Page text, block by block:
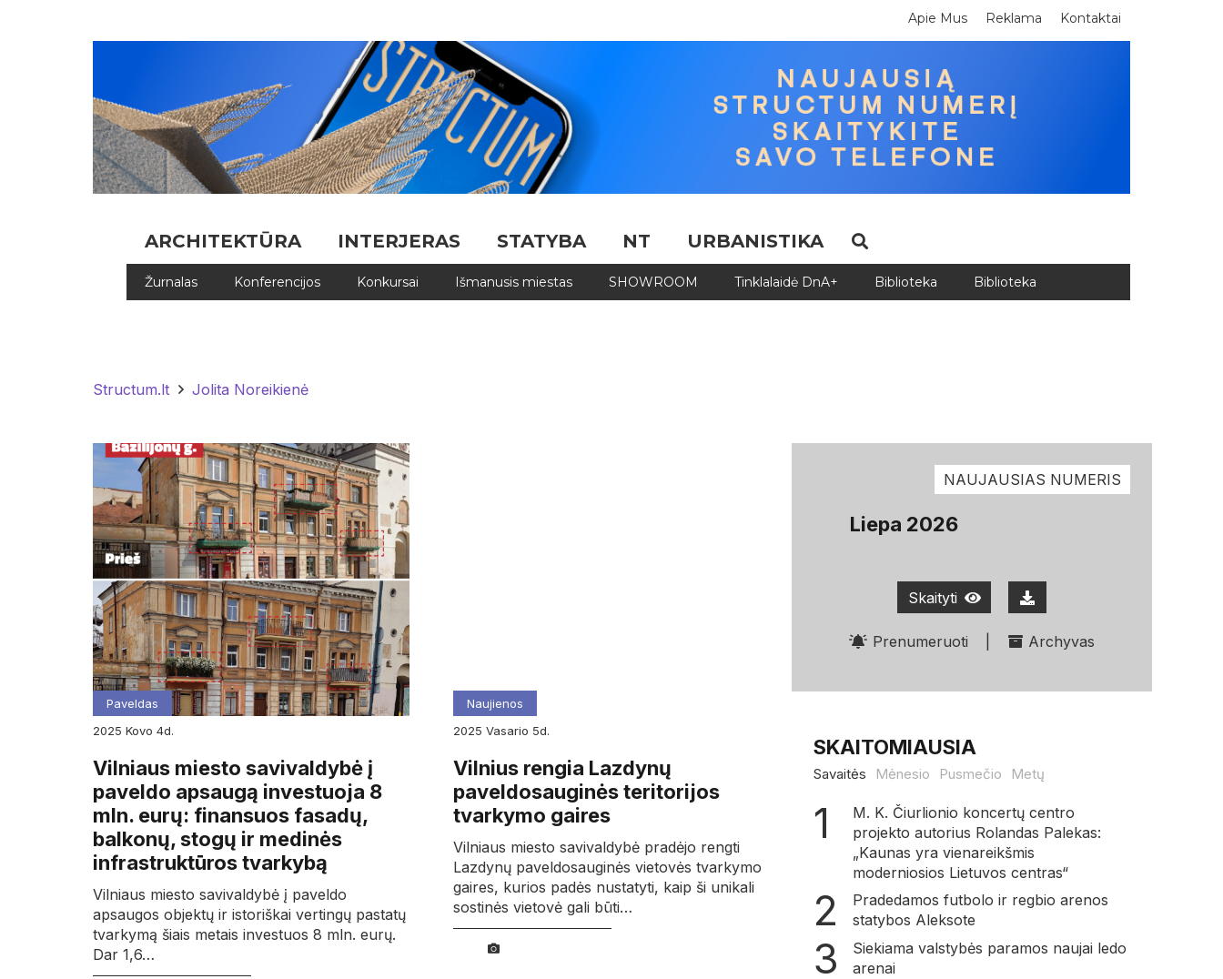
Apie Mus Reklama Kontaktai
ARCHITEKTŪRA INTERJERAS STATYBA NT URBANISTIKA
Žurnalas Konferencijos Konkursai Išmanusis miestas SHOWROOM Tinklalaidė DnA+ Biblioteka Biblioteka
Structum.lt Jolita Noreikienė
Paveldas
2025
kovo 4d.
Vilniaus miesto savivaldybė į
paveldo apsaugą investuoja 8
mln. eurų: finansuos fasadų,
balkonų, stogų ir medinės
infrastruktūros tvarkybą
Vilniaus miesto savivaldybė į paveldo
apsaugos objektų ir istoriškai vertingų pastatų
tvarkymą šiais metais investuos 8 mln. eurų.
Dar 1,6…
Naujienos
2025
vasario 5d.
Vilnius rengia Lazdynų
paveldosauginės teritorijos
tvarkymo gaires
Vilniaus miesto savivaldybė pradėjo rengti
Lazdynų paveldosauginės vietovės tvarkymo
gaires, kurios padės nustatyti, kaip ši unikali
sostinės vietovė gali būti…
NAUJAUSIAS NUMERIS
Liepa 2026
Skaityti
Prenumeruoti Archyvas
SKAITOMIAUSIA
Savaitės Mėnesio Pusmečio Metų
M. K. Čiurlionio koncertų centro
projekto autorius Rolandas Palekas:
„Kaunas yra vienareikšmis
moderniosios Lietuvos centras“
Pradedamos futbolo ir regbio arenos
statybos Aleksote
Siekiama valstybės paramos naujai ledo
arenai